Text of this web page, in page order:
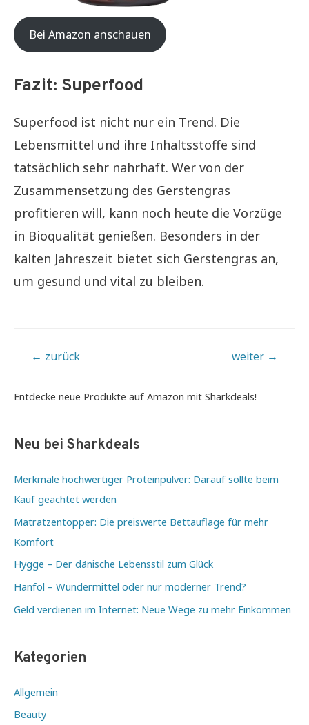
Bei Amazon anschauen
Fazit: Superfood
Superfood ist nicht nur ein Trend. Die
Lebensmittel und ihre Inhaltsstoffe sind
tatsächlich sehr nahrhaft. Wer von der
Zusammensetzung des Gerstengras
profitieren will, kann noch heute die Vorzüge
in Bioqualität genießen. Besonders in der
kalten Jahreszeit bietet sich Gerstengras an,
um gesund und vital zu bleiben.
Beitragsnavigation
← zurück weiter →
Entdecke neue Produkte auf Amazon mit Sharkdeals!
Neu bei Sharkdeals
Merkmale hochwertiger Proteinpulver: Darauf sollte beim
Kauf geachtet werden
Matratzentopper: Die preiswerte Bettauflage für mehr
Komfort
Hygge – Der dänische Lebensstil zum Glück
Hanföl – Wundermittel oder nur moderner Trend?
Geld verdienen im Internet: Neue Wege zu mehr Einkommen
Kategorien
Allgemein
Beauty